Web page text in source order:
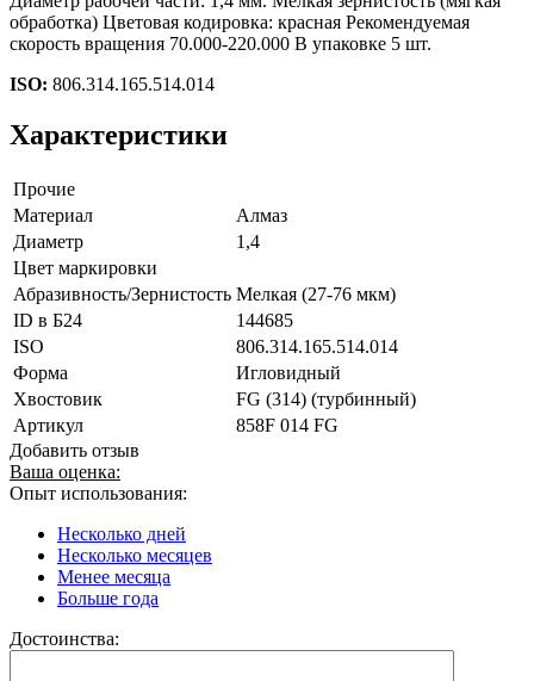
обработка) Цветовая кодировка: красная Рекомендуемая
скорость вращения 70.000-220.000 В упаковке 5 шт.
ISO: 806.314.165.514.014
Характеристики
Прочие
Материал
Алмаз
Диаметр
1,4
Цвет маркировки
Абразивность/Зернистость Мелкая (27-76 мкм)
ID в Б24
144685
ISO
806.314.165.514.014
Форма
Игловидный
Хвостовик
FG (314) (турбинный)
Артикул
858F 014 FG
Добавить отзыв
Ваша оценка:
Опыт использования:
Несколько дней
Несколько месяцев
Менее месяца
Больше года
Достоинства: